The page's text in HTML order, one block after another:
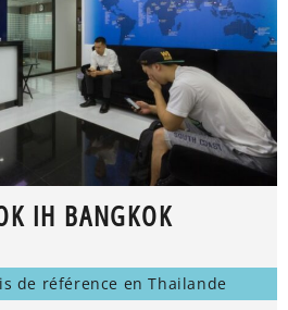
IH BANGKOK
de référence en Thailande